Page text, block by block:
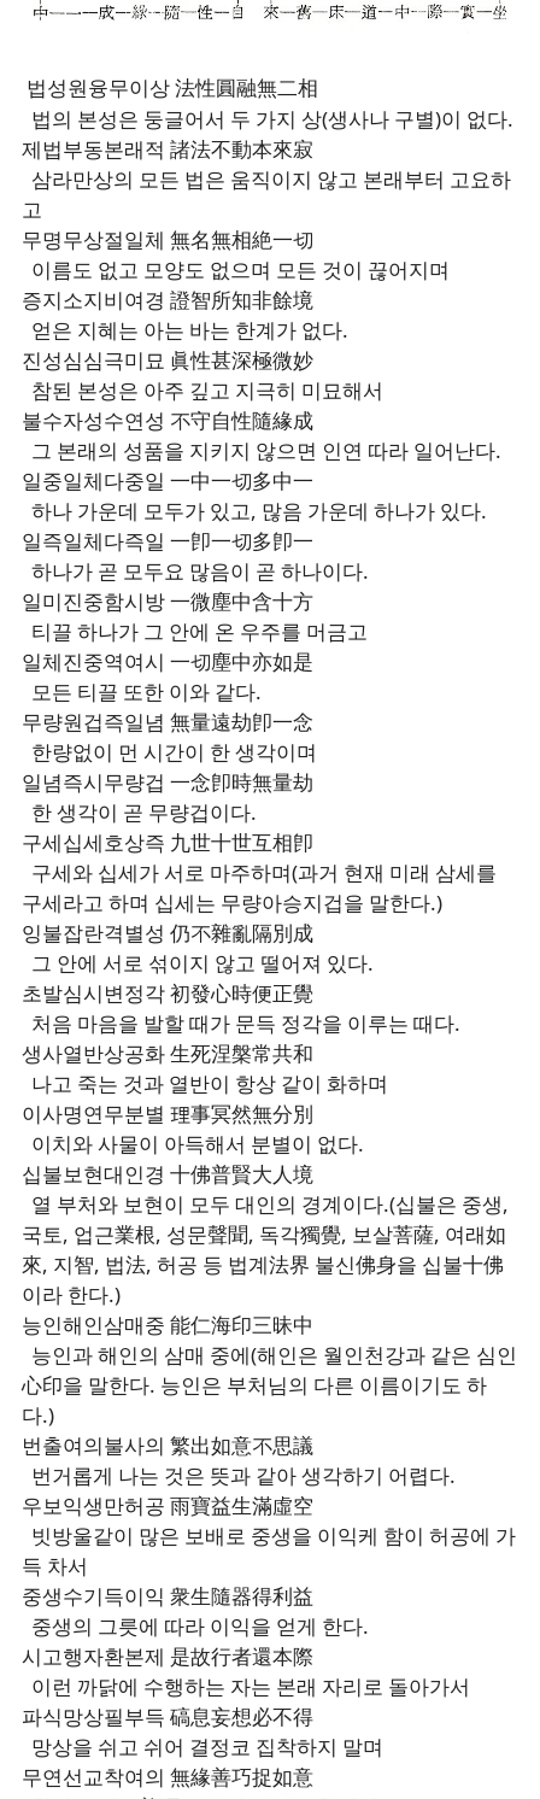
법성원융무이상 法性圓融無二相
법의 본성은 둥글어서 두 가지 상(생사나 구별)이 없다.
제법부동본래적 諸法不動本來寂
삼라만상의 모든 법은 움직이지 않고 본래부터 고요하
고
무명무상절일체 無名無相絶一切
이름도 없고 모양도 없으며 모든 것이 끊어지며
증지소지비여경 證智所知非餘境
얻은 지혜는 아는 바는 한계가 없다.
진성심심극미묘 眞性甚深極微妙
참된 본성은 아주 깊고 지극히 미묘해서
불수자성수연성 不守自性隨緣成
그 본래의 성품을 지키지 않으면 인연 따라 일어난다.
일중일체다중일 一中一切多中一
하나 가운데 모두가 있고, 많음 가운데 하나가 있다.
일즉일체다즉일 一卽一切多卽一
하나가 곧 모두요 많음이 곧 하나이다.
일미진중함시방 一微塵中含十方
티끌 하나가 그 안에 온 우주를 머금고
일체진중역여시 一切塵中亦如是
모든 티끌 또한 이와 같다.
무량원겁즉일념 無量遠劫卽一念
한량없이 먼 시간이 한 생각이며
일념즉시무량겁 一念卽時無量劫
한 생각이 곧 무량겁이다.
구세십세호상즉 九世十世互相卽
구세와 십세가 서로 마주하며(과거 현재 미래 삼세를
구세라고 하며 십세는 무량아승지겁을 말한다.)
잉불잡란격별성 仍不雜亂隔別成
그 안에 서로 섞이지 않고 떨어져 있다.
초발심시변정각 初發心時便正覺
처음 마음을 발할 때가 문득 정각을 이루는 때다.
생사열반상공화 生死涅槃常共和
나고 죽는 것과 열반이 항상 같이 화하며
이사명연무분별 理事冥然無分別
이치와 사물이 아득해서 분별이 없다.
십불보현대인경 十佛普賢大人境
열 부처와 보현이 모두 대인의 경계이다.(십불은 중생,
국토, 업근業根, 성문聲聞, 독각獨覺, 보살菩薩, 여래如
來, 지智, 법法, 허공 등 법계法界 불신佛身을 십불十佛
이라 한다.)
능인해인삼매중 能仁海印三昧中
능인과 해인의 삼매 중에(해인은 월인천강과 같은 심인
心印을 말한다. 능인은 부처님의 다른 이름이기도 하
다.)
번출여의불사의 繁出如意不思議
번거롭게 나는 것은 뜻과 같아 생각하기 어렵다.
우보익생만허공 雨寶益生滿虛空
빗방울같이 많은 보배로 중생을 이익케 함이 허공에 가
득 차서
중생수기득이익 衆生隨器得利益
중생의 그릇에 따라 이익을 얻게 한다.
시고행자환본제 是故行者還本際
이런 까닭에 수행하는 자는 본래 자리로 돌아가서
파식망상필부득 碻息妄想必不得
망상을 쉬고 쉬어 결정코 집착하지 말며
무연선교착여의 無緣善巧捉如意